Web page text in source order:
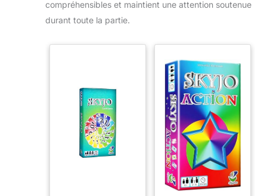
compréhensibles et maintient une attention soutenue
durant toute la partie.